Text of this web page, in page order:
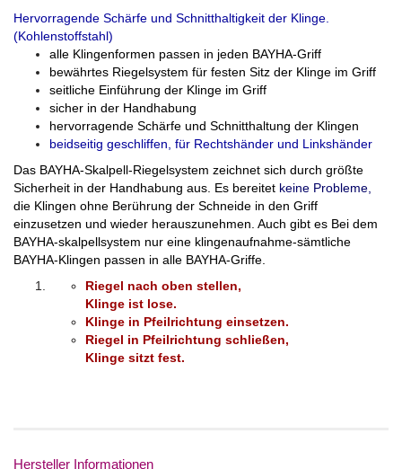
Hervorragende Schärfe und Schnitthaltigkeit der Klinge.
(Kohlenstoffstahl)
alle Klingenformen passen in jeden BAYHA-Griff
bewährtes Riegelsystem für festen Sitz der Klinge im Griff
seitliche Einführung der Klinge im Griff
sicher in der Handhabung
hervorragende Schärfe und Schnitthaltung der Klingen
beidseitig geschliffen, für Rechtshänder und Linkshänder
Das BAYHA-Skalpell-Riegelsystem zeichnet sich durch größte
Sicherheit in der Handhabung aus. Es bereitet keine Probleme,
die Klingen ohne Berührung der Schneide in den Griff
einzusetzen und wieder herauszunehmen. Auch gibt es Bei dem
BAYHA-skalpellsystem nur eine klingenaufnahme-sämtliche
BAYHA-Klingen passen in alle BAYHA-Griffe.
Riegel nach oben stellen,
Klinge ist lose.
Klinge in Pfeilrichtung einsetzen.
Riegel in Pfeilrichtung schließen,
Klinge sitzt fest.
Hersteller Informationen